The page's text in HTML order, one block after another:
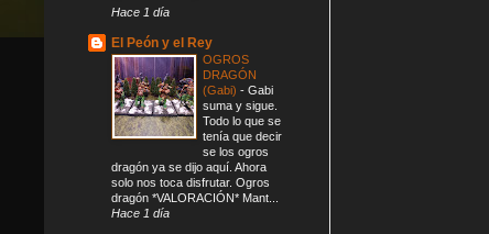
Hace 1 día
El Peón y el Rey
OGROS
DRAGÓN
(Gabi) - Gabi
suma y sigue.
Todo lo que se
tenía que decir
se los ogros
dragón ya se dijo aquí. Ahora
solo nos toca disfrutar. Ogros
dragón *VALORACIÓN* Mant...
Hace 1 día